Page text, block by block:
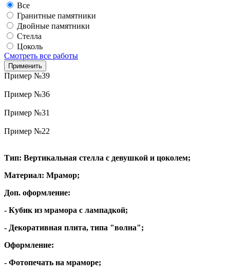
Все
Гранитные памятники
Двойные памятники
Стелла
Цоколь
Смотреть все работы
Пример №39
Пример №36
Пример №31
Пример №22
Тип: Вертикальная стелла с девушкой и цоколем;
Материал: Мрамор;
Доп. оформление:
- Кубик из мрамора с лампадкой;
- Декоративная плита, типа "волна";
Оформление:
- Фотопечать на мраморе;